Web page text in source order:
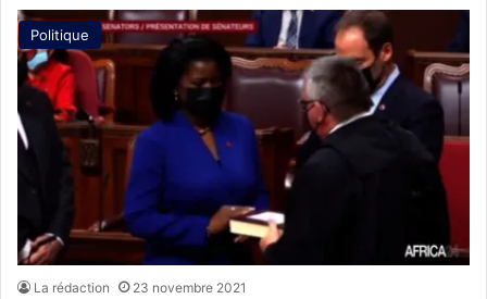
Politique
La rédaction 23 novembre 2021